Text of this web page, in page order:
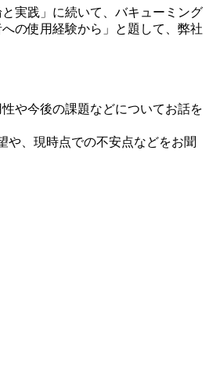
実践」に続いて、バキューミング
の使用経験から」と題して、弊社
や今後の課題などについてお話を
や、現時点での不安点などをお聞